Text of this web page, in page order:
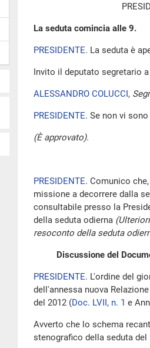
La seduta comincia alle 9.
PRESIDENTE. La seduta è
Invito il deputato segretario
ALESSANDRO COLUCCI,
PRESIDENTE. Se non vi
(È approvato).
PRESIDENTE. Comunico
missione a decorrere dalla
consultabile presso la
della seduta odierna
resoconto della seduta
Discussione del
PRESIDENTE. L'ordine del
dell'annessa nuova
del 2012 (Doc. LVII, n. 1 e
Avverto che lo schema
stenografico della seduta del